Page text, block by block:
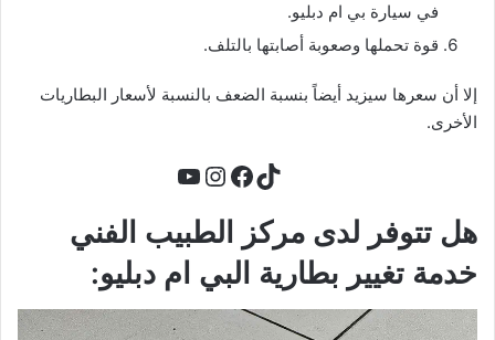
في سيارة بي ام دبليو.
قوة تحملها وصعوبة أصابتها بالتلف.
إلا أن سعرها سيزيد أيضاً بنسبة الضعف بالنسبة لأسعار البطاريات
الأخرى.
تيك توكفيسبوك
إنستجرام
يوتيوب
هل تتوفر لدى مركز الطبيب الفني
خدمة تغيير بطارية البي ام دبليو: